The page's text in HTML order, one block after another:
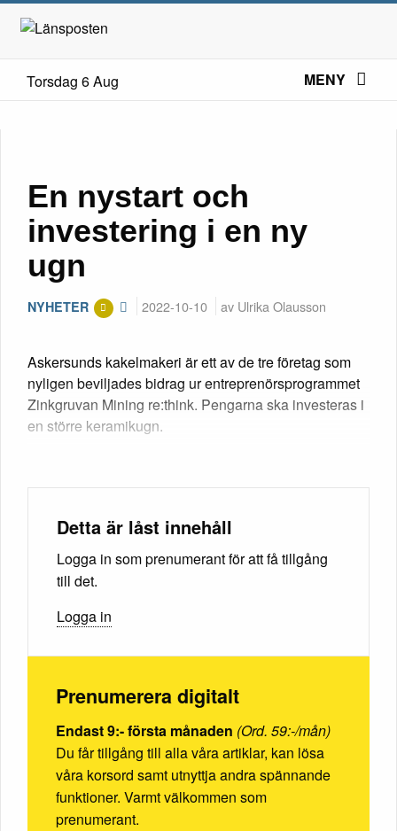
Torsdag 6 Aug MENY
En nystart och
investering i en ny
ugn
NYHETER 2022-10-10 av Ulrika Olausson
Askersunds kakelmakeri är ett av de tre företag som
nyligen beviljades bidrag ur entreprenörsprogrammet
Zinkgruvan Mining re:think. Pengarna ska investeras i
en större keramikugn.
Detta är låst innehåll
Logga in som prenumerant för att få tillgång
till det.
Logga in
Prenumerera digitalt
Endast 9:- första månaden (Ord. 59:-/mån)
Du får tillgång till alla våra artiklar, kan lösa
våra korsord samt utnyttja andra spännande
funktioner. Varmt välkommen som
prenumerant.